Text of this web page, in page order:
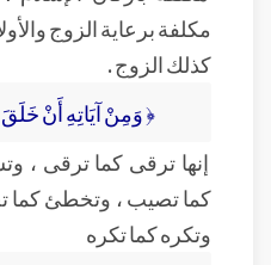
مكلفة برعاية الزوج
كذلك الزوج .
﴿ وَمِنْ آيَاتِهِ أَنْ
إنها ترقى كما ترقى ،
كما تصيب ، وتخطئ كما
وتكره كما تكره